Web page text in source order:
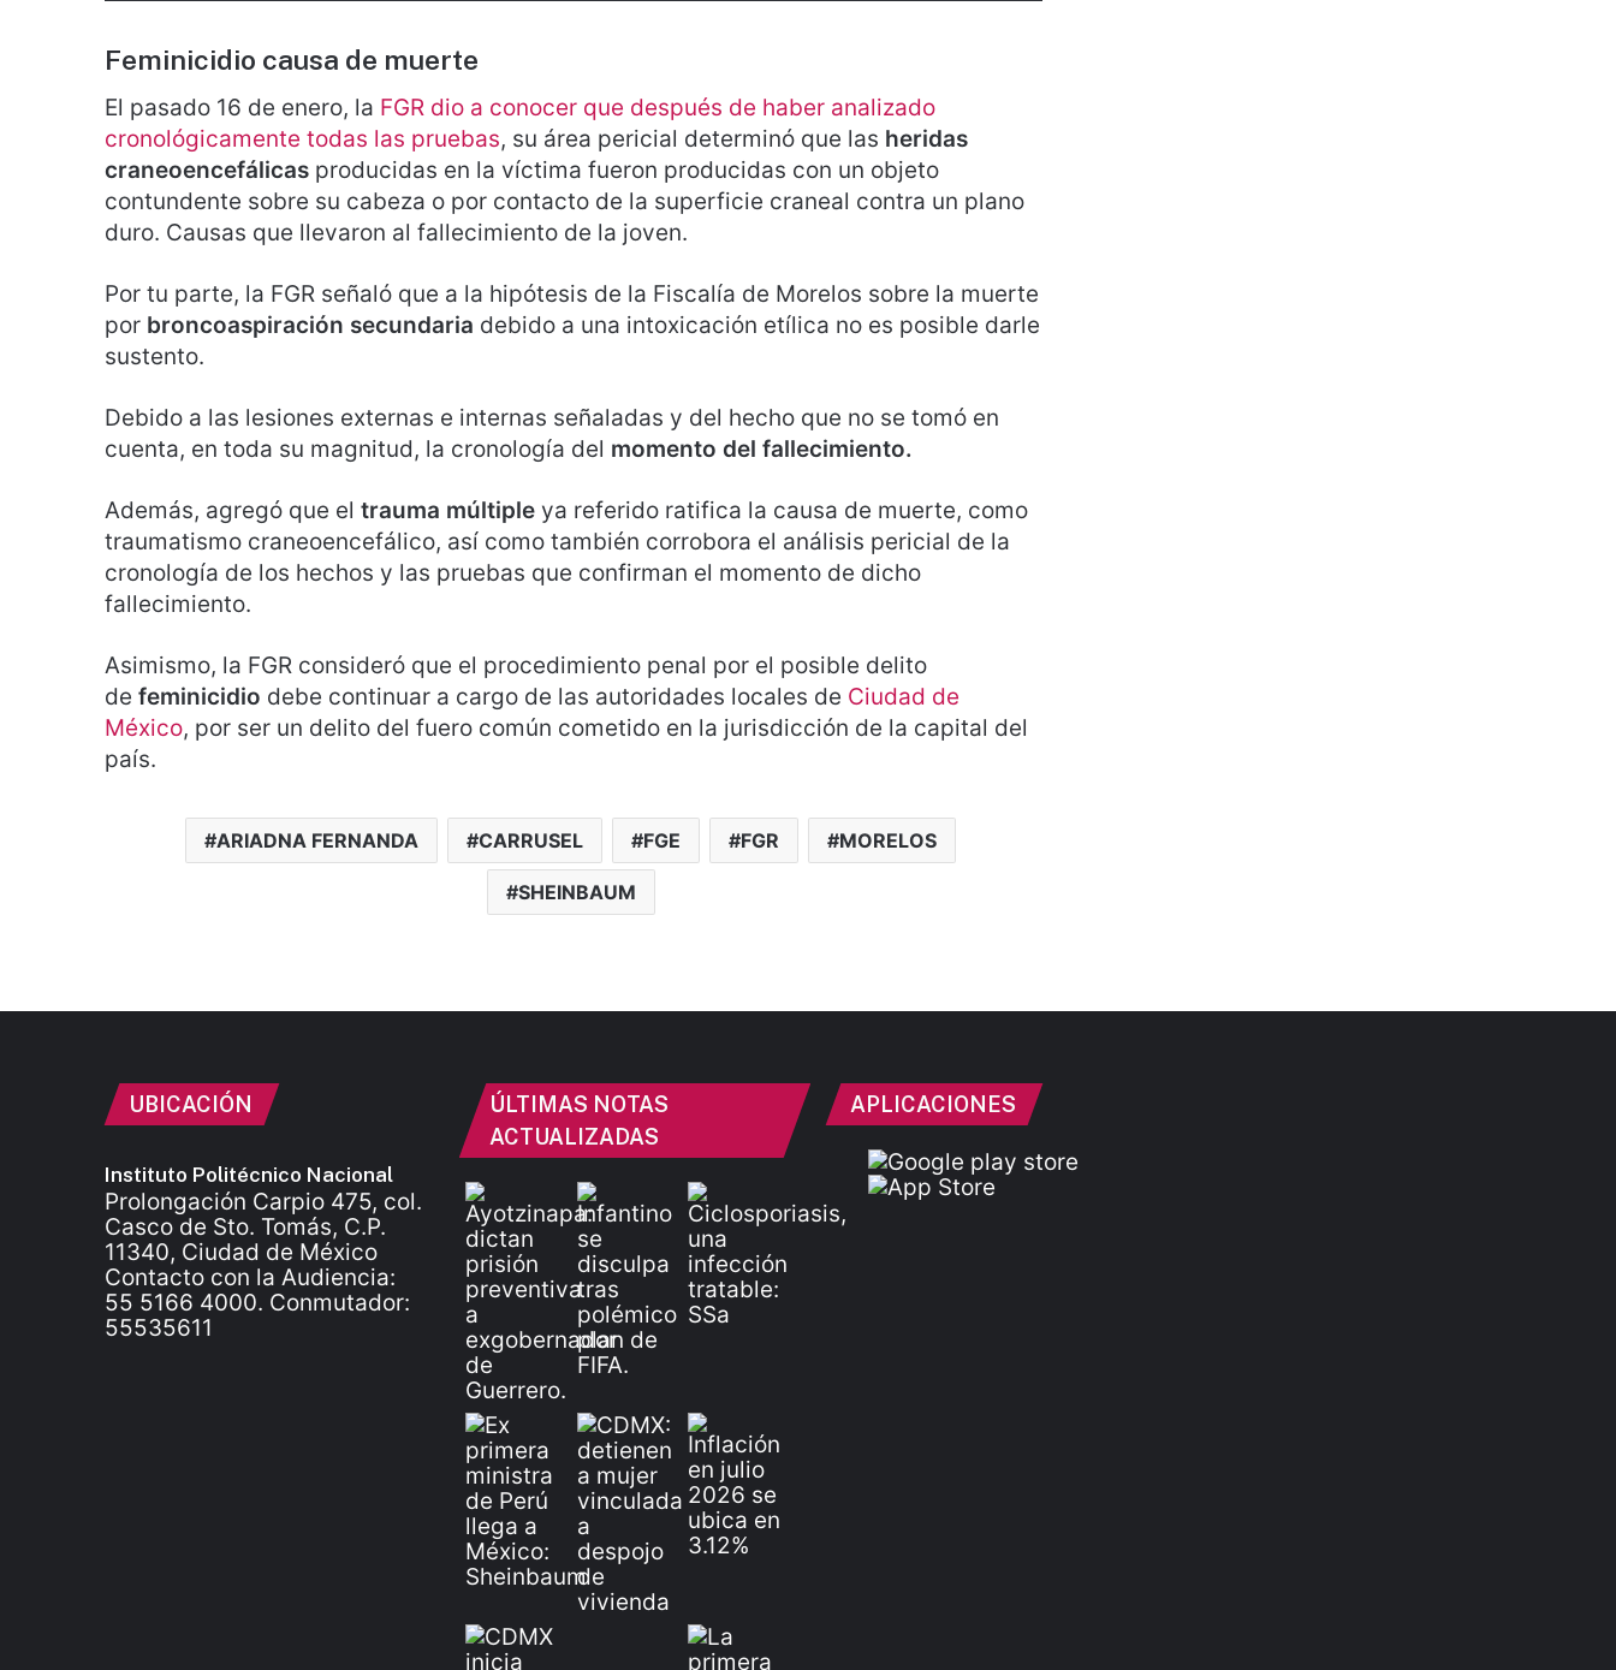
Feminicidio causa de muerte
El pasado 16 de enero, la FGR dio a conocer que después de haber analizado
cronológicamente todas las pruebas, su área pericial determinó que las heridas
craneoencefálicas producidas en la víctima fueron producidas con un objeto
contundente sobre su cabeza o por contacto de la superficie craneal contra un plano
duro. Causas que llevaron al fallecimiento de la joven.
Por tu parte, la FGR señaló que a la hipótesis de la Fiscalía de Morelos sobre la muerte
por broncoaspiración secundaria debido a una intoxicación etílica no es posible darle
sustento.
Debido a las lesiones externas e internas señaladas y del hecho que no se tomó en
cuenta, en toda su magnitud, la cronología del momento del fallecimiento.
Además, agregó que el trauma múltiple ya referido ratifica la causa de muerte, como
traumatismo craneoencefálico, así como también corrobora el análisis pericial de la
cronología de los hechos y las pruebas que confirman el momento de dicho
fallecimiento.
Asimismo, la FGR consideró que el procedimiento penal por el posible delito
de feminicidio debe continuar a cargo de las autoridades locales de Ciudad de
México, por ser un delito del fuero común cometido en la jurisdicción de la capital del
país.
ARIADNA FERNANDA CARRUSEL FGE FGR MORELOS
SHEINBAUM
UBICACIÓN
Instituto Politécnico Nacional
Prolongación Carpio 475, col.
Casco de Sto. Tomás, C.P.
11340, Ciudad de México
Contacto con la Audiencia:
55 5166 4000. Conmutador:
55535611
ÚLTIMAS NOTAS
ACTUALIZADAS
APLICACIONES